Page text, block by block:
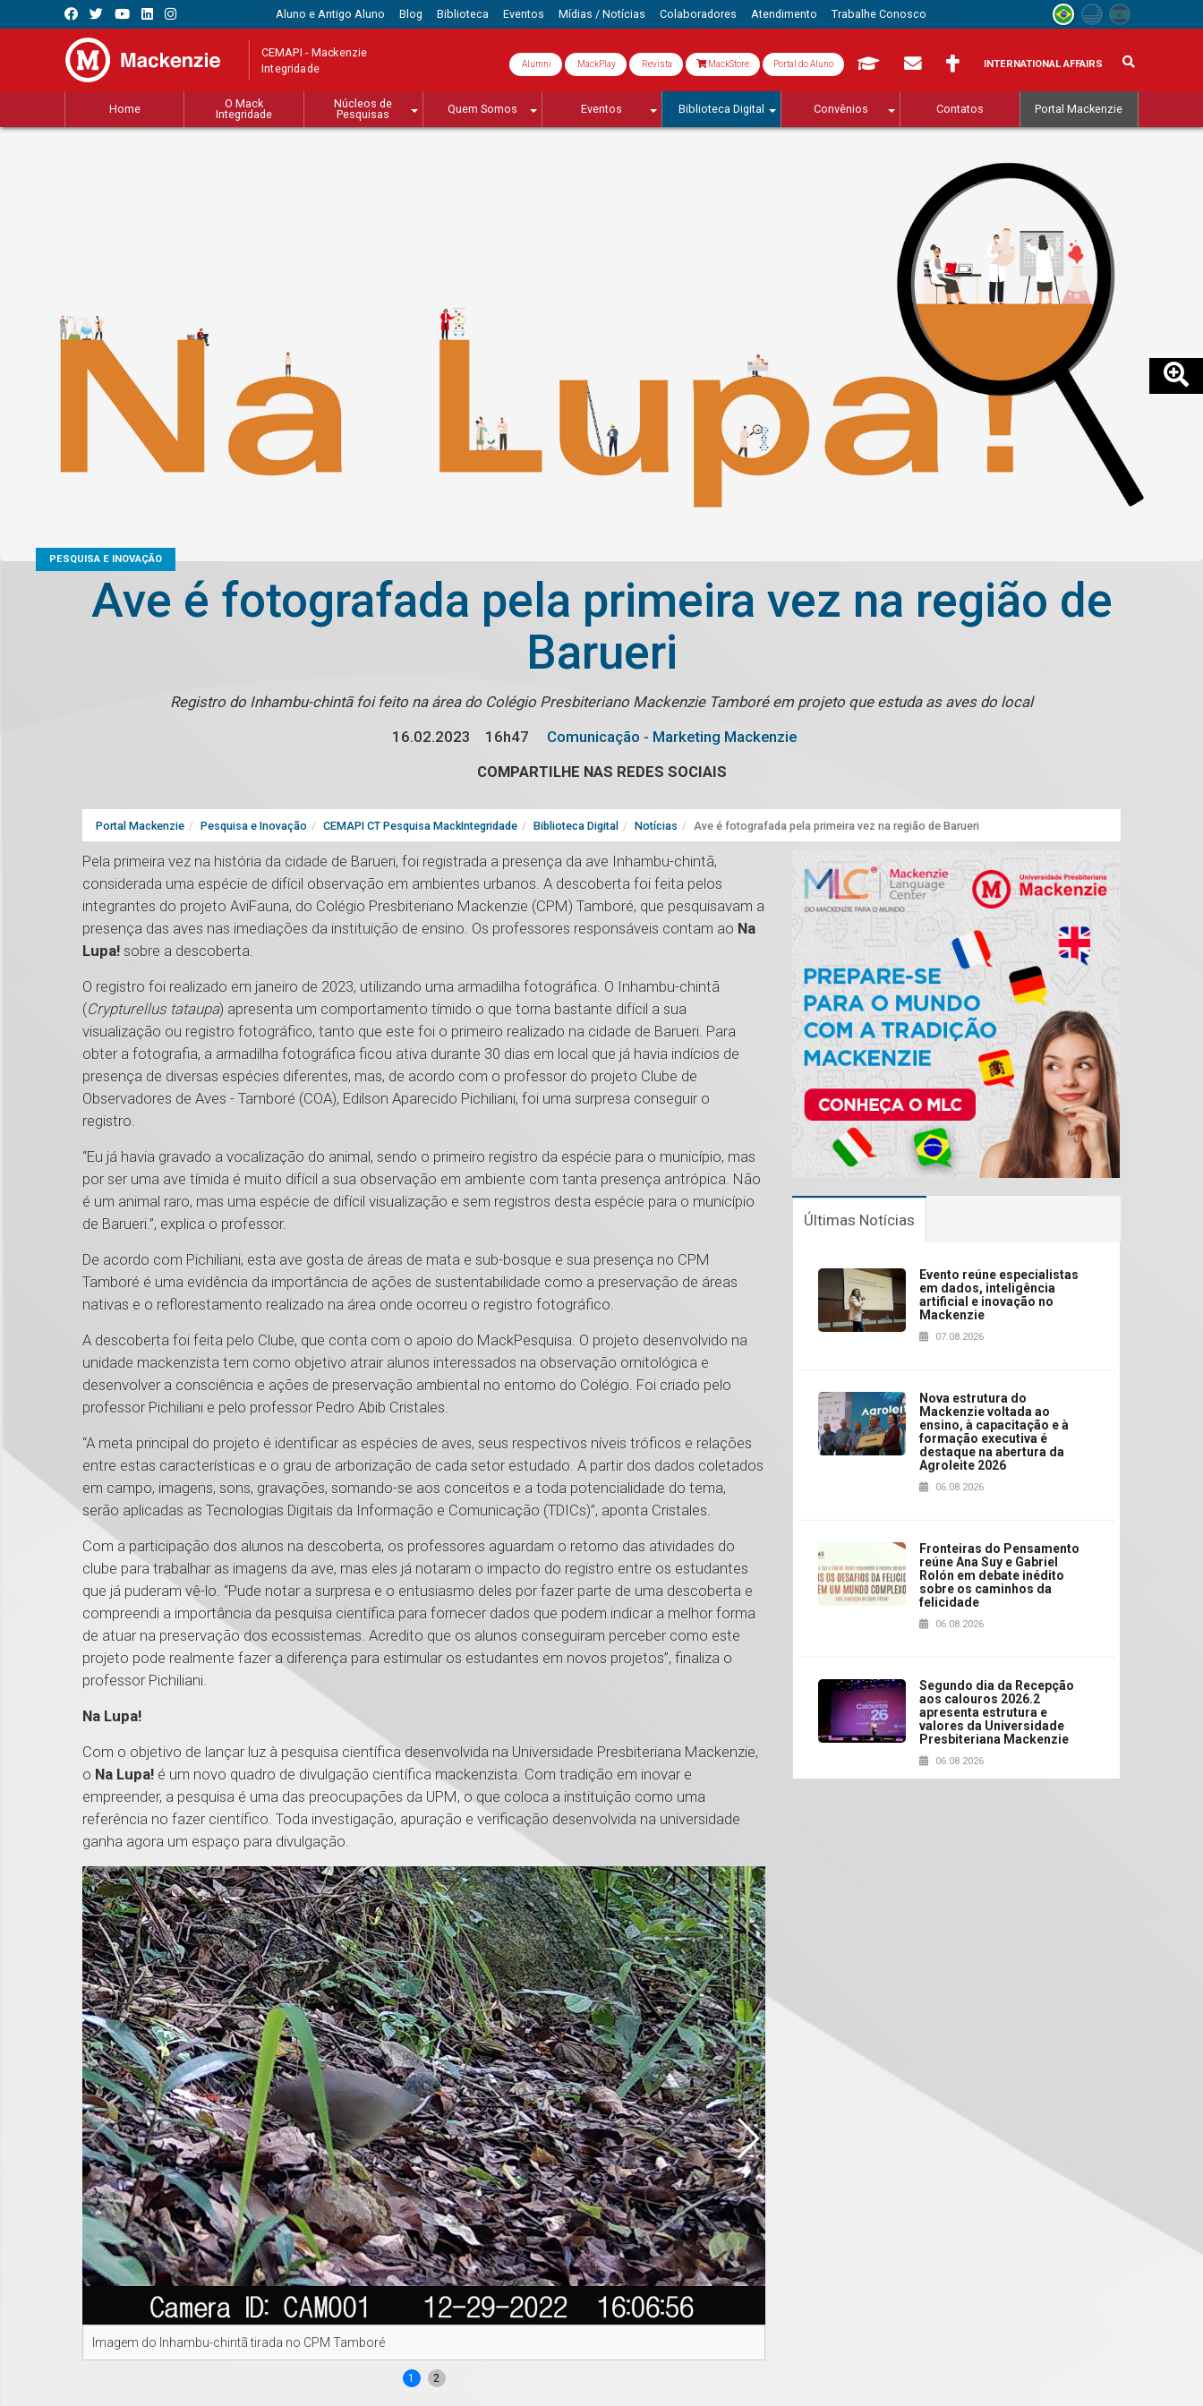
Aluno e Antigo Aluno Blog Biblioteca Eventos Mídias / Notícias Colaboradores Atendimento Trabalhe Conosco
CEMAPI - Mackenzie
Integridade Alumni MackPlay Revista MackStore Portal do Aluno INTERNATIONAL AFFAIRS
Home
O Mack
Integridade
Núcleos de
Pesquisas
Quem Somos Eventos Biblioteca Digital Convênios Contatos Portal Mackenzie
PESQUISA E INOVAÇÃO
Ave é fotografada pela primeira vez na região de
Barueri
Registro do Inhambu-chintã foi feito na área do Colégio Presbiteriano Mackenzie Tamboré em projeto que estuda as aves do local
16.02.2023
16h47
Comunicação - Marketing Mackenzie
COMPARTILHE NAS REDES SOCIAIS
Portal Mackenzie Pesquisa e Inovação CEMAPI CT Pesquisa MackIntegridade Biblioteca Digital Notícias Ave é fotografada pela primeira vez na região de Barueri
Pela primeira vez na história da cidade de Barueri, foi registrada a presença da ave Inhambu-chintã,
considerada uma espécie de difícil observação em ambientes urbanos. A descoberta foi feita pelos
integrantes do projeto AviFauna, do Colégio Presbiteriano Mackenzie (CPM) Tamboré, que pesquisavam a
presença das aves nas imediações da instituição de ensino. Os professores responsáveis contam ao Na
Lupa! sobre a descoberta.
O registro foi realizado em janeiro de 2023, utilizando uma armadilha fotográfica. O Inhambu-chintã
(Crypturellus tataupa) apresenta um comportamento tímido o que torna bastante difícil a sua
visualização ou registro fotográfico, tanto que este foi o primeiro realizado na cidade de Barueri. Para
obter a fotografia, a armadilha fotográfica ficou ativa durante 30 dias em local que já havia indícios de
presença de diversas espécies diferentes, mas, de acordo com o professor do projeto Clube de
Observadores de Aves - Tamboré (COA), Edilson Aparecido Pichiliani, foi uma surpresa conseguir o
registro.
“Eu já havia gravado a vocalização do animal, sendo o primeiro registro da espécie para o município, mas
por ser uma ave tímida é muito difícil a sua observação em ambiente com tanta presença antrópica. Não
é um animal raro, mas uma espécie de difícil visualização e sem registros desta espécie para o município
de Barueri.”, explica o professor.
De acordo com Pichiliani, esta ave gosta de áreas de mata e sub-bosque e sua presença no CPM
Tamboré é uma evidência da importância de ações de sustentabilidade como a preservação de áreas
nativas e o reflorestamento realizado na área onde ocorreu o registro fotográfico.
A descoberta foi feita pelo Clube, que conta com o apoio do MackPesquisa. O projeto desenvolvido na
unidade mackenzista tem como objetivo atrair alunos interessados na observação ornitológica e
desenvolver a consciência e ações de preservação ambiental no entorno do Colégio. Foi criado pelo
professor Pichiliani e pelo professor Pedro Abib Cristales.
“A meta principal do projeto é identificar as espécies de aves, seus respectivos níveis tróficos e relações
entre estas características e o grau de arborização de cada setor estudado. A partir dos dados coletados
em campo, imagens, sons, gravações, somando-se aos conceitos e a toda potencialidade do tema,
serão aplicadas as Tecnologias Digitais da Informação e Comunicação (TDICs)”, aponta Cristales.
Com a participação dos alunos na descoberta, os professores aguardam o retorno das atividades do
clube para trabalhar as imagens da ave, mas eles já notaram o impacto do registro entre os estudantes
que já puderam vê-lo. “Pude notar a surpresa e o entusiasmo deles por fazer parte de uma descoberta e
compreendi a importância da pesquisa científica para fornecer dados que podem indicar a melhor forma
de atuar na preservação dos ecossistemas. Acredito que os alunos conseguiram perceber como este
projeto pode realmente fazer a diferença para estimular os estudantes em novos projetos”, finaliza o
professor Pichiliani.
Na Lupa!
Com o objetivo de lançar luz à pesquisa científica desenvolvida na Universidade Presbiteriana Mackenzie,
o Na Lupa! é um novo quadro de divulgação científica mackenzista. Com tradição em inovar e
empreender, a pesquisa é uma das preocupações da UPM, o que coloca a instituição como uma
referência no fazer científico. Toda investigação, apuração e verificação desenvolvida na universidade
ganha agora um espaço para divulgação.
Imagem do Inhambu-chintã tirada no CPM Tamboré
1 2
Últimas Notícias
Evento reúne especialistas
em dados, inteligência
artificial e inovação no
Mackenzie
07.08.2026
Nova estrutura do
Mackenzie voltada ao
ensino, à capacitação e à
formação executiva é
destaque na abertura da
Agroleite 2026
06.08.2026
Fronteiras do Pensamento
reúne Ana Suy e Gabriel
Rolón em debate inédito
sobre os caminhos da
felicidade
06.08.2026
Segundo dia da Recepção
aos calouros 2026.2
apresenta estrutura e
valores da Universidade
Presbiteriana Mackenzie
06.08.2026